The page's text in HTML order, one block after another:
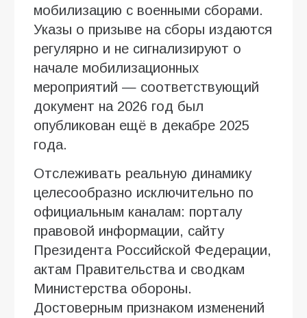
мобилизацию с военными сборами.
Указы о призыве на сборы издаются
регулярно и не сигнализируют о
начале мобилизационных
мероприятий — соответствующий
документ на 2026 год был
опубликован ещё в декабре 2025
года.
Отслеживать реальную динамику
целесообразно исключительно по
официальным каналам: порталу
правовой информации, сайту
Президента Российской Федерации,
актам Правительства и сводкам
Министерства обороны.
Достоверным признаком изменений